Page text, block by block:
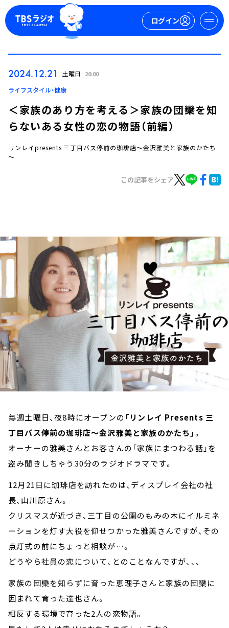
ログイン
ログイン
お知らせ
イベント・グッズ
YouTube
会社情報
2024.12.21 土曜日 20:00
ライフスタイル・健康
＜家族のあり方を考える＞家族の団欒を知
らないある女性の恋の物語（前編）
リンレイpresents 三丁目バス停前の珈琲店～金沢雅美と家族のかたち
～
この記事をシェア
毎週土曜日、夜8時にオープンの 「リンレイ Presents 三
丁目バス停前の珈琲店～金沢雅美と家族のかたち」。
オーナーの雅美さんとお客さんの「家族にまつわる話」を
盗み聞きしちゃう30分のラジオドラマです。
12月21日に珈琲店を訪れたのは、ディスプレイ会社の社
長、山川原さん。
クリスマスが近づき、三丁目の公園のもみの木にイルミネ
ーションを灯す大役を仰せつかった雅美さんですが、その
点灯式の前にちょっと相談が…。
どうやら社員の恋について、とのことなんですが、、、
家族の団欒を知らずに育った恵理子さんと家族の団欒に
囲まれて育った達也さん。
相反する環境で育った2人の恋物語。